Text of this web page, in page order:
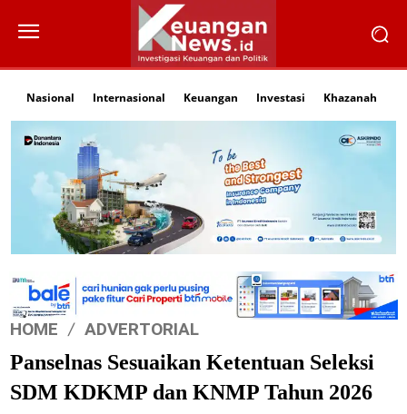
Nasional Internasional Keuangan Investasi Khazanah
HOME ADVERTORIAL
Panselnas Sesuaikan Ketentuan Seleksi
SDM KDKMP dan KNMP Tahun 2026